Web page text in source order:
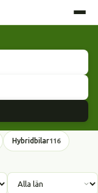
Hybridbilar116